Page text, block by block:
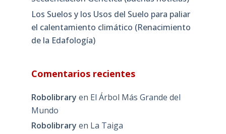
Los Suelos y los Usos del Suelo para paliar
el calentamiento climático (Renacimiento
de la Edafología)
Comentarios recientes
Robolibrary en El Árbol Más Grande del
Mundo
Robolibrary en La Taiga